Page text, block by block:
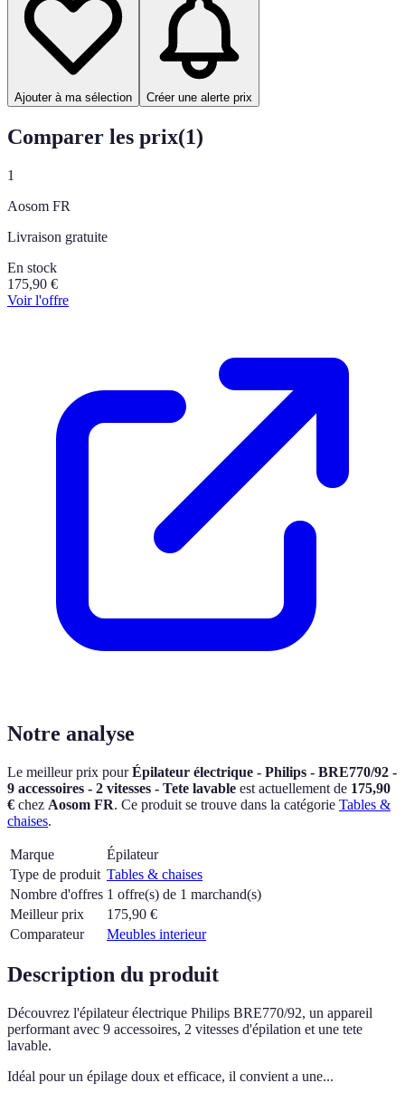
Ajouter à ma sélection Créer une alerte prix
Comparer les prix(1)
1
Aosom FR
Livraison gratuite
En stock
175,90 €
Voir l'offre
Notre analyse
Le meilleur prix pourÉpilateur électrique - Philips - BRE770/92 -
9 accessoires - 2 vitesses - Tete lavable est actuellement de 175,90
€ chez Aosom FR. Ce produit se trouve dans la catégorie Tables &
chaises.
Marque
Épilateur
Type de produit Tables & chaises
Nombre d'offres 1 offre(s) de 1 marchand(s)
Meilleur prix
175,90 €
Comparateur
Meubles interieur
Description du produit
Découvrez l'épilateur électrique Philips BRE770/92, un appareil
performant avec 9 accessoires, 2 vitesses d'épilation et une tete
lavable.
Idéal pour un épilage doux et efficace, il convient a une...